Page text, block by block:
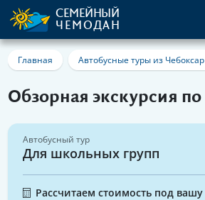
СЕМЕЙНЫЙ
ЧЕМОДАН
Главная Автобусные туры из Чебоксар
Обзорная экскурсия
Автобусный тур
Для школьных групп
Рассчитаем стоимость под вашу